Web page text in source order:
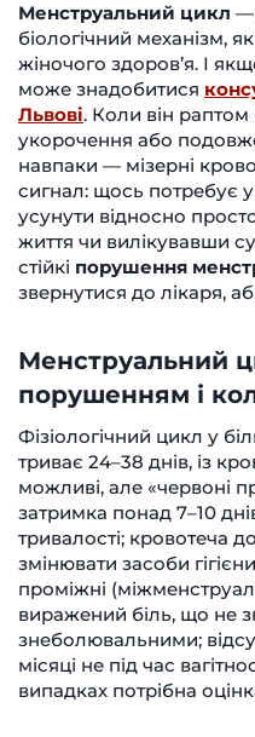
Менструальний цикл —
біологічний механізм,
жіночого здоров’я. І
може знадобитися
Львові. Коли він раптом
укорочення або
навпаки — мізерні
сигнал: щось потребує
усунути відносно
життя чи вилікувавши
стійкі порушення
звернутися до лікаря,
Менструальний
порушенням і
Фізіологічний цикл у
триває 24–38 днів, із
можливі, але «червоні
затримка понад 7–10
тривалості; кровотеча
змінювати засоби
проміжні
виражений біль, що не
знеболювальними;
місяці не під час
випадках потрібна